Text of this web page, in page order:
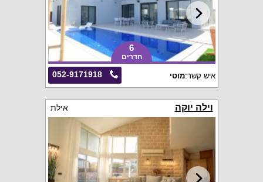
6
חדרים
052-9171918 איש קשר:מוטי
וילה יוקה אילת